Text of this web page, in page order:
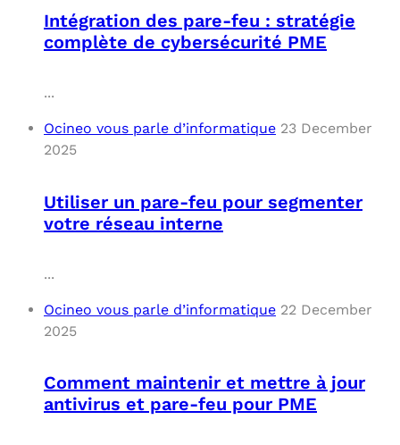
Intégration des pare-feu : stratégie
complète de cybersécurité PME
...
Ocineo vous parle d’informatique 23 December
2025
Utiliser un pare-feu pour segmenter
votre réseau interne
...
Ocineo vous parle d’informatique 22 December
2025
Comment maintenir et mettre à jour
antivirus et pare-feu pour PME